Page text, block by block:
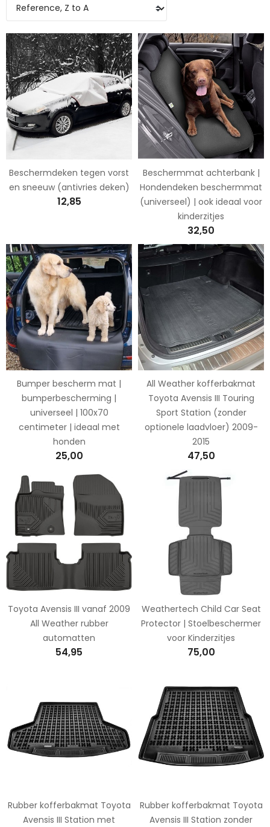
Beschermdeken tegen vorst
en sneeuw (antivries deken)
12,85
Beschermmat achterbank |
Hondendeken beschermmat
(universeel) | ook ideaal voor
kinderzitjes
32,50
Bumper bescherm mat |
bumperbescherming |
universeel | 100x70
centimeter | ideaal met
honden
25,00
All Weather kofferbakmat
Toyota Avensis III Touring
Sport Station (zonder
optionele laadvloer) 2009-
2015
47,50
Toyota Avensis III vanaf 2009
All Weather rubber
automatten
54,95
Weathertech Child Car Seat
Protector | Stoelbeschermer
voor Kinderzitjes
75,00
Rubber kofferbakmat Toyota
Avensis III Station met
Rubber kofferbakmat Toyota
Avensis III Station zonder